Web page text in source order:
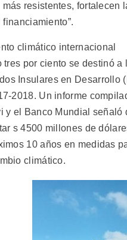
resistentes, fortalecen
climático internacional
por ciento se destinó a
Insulares en Desarrollo
2018. Un informe
y el Banco Mundial señaló
s 4500 millones de
10 años en medidas
climático.